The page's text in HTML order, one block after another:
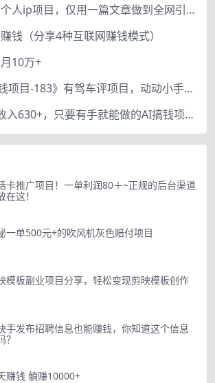
网创公众号个人ip项目，仅用一篇文章做到全网引流！
钱（分享4种互联网赚钱模式）
10万+
《188个赚钱项目-183》有驾车评项目，动动小手，复制粘贴赚44元！
上架2小时收入630+，只要有手就能做的AI搞钱项目，奶奶看完都能学会!
卡推广项目！一单利润80＋~正规的后台渠道
在这！
一单500元+的吹风机灰色赔付项目
模板副业项目分享，轻松变现剪映模板创作
手发布招聘信息也能赚钱，你知道这个信息
？
赚钱 躺赚10000+